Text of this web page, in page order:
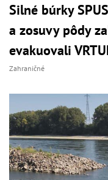
Silné búrky
a zosuvy pôdy
evakuovali
Zahraničné